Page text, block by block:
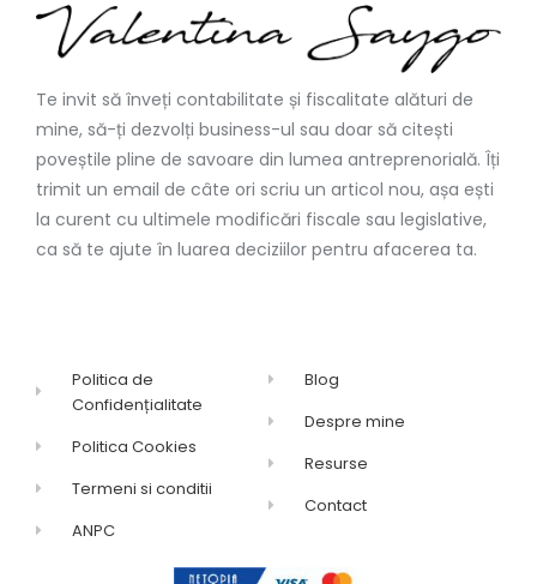
Te invit să înveți contabilitate și fiscalitate alături de
mine, să-ți dezvolți business-ul sau doar să citești
poveștile pline de savoare din lumea antreprenorială. Îți
trimit un email de câte ori scriu un articol nou, așa ești
la curent cu ultimele modificări fiscale sau legislative,
ca să te ajute în luarea deciziilor pentru afacerea ta.
Politica de
Confidențialitate
Politica Cookies
Termeni si conditii
ANPC
Blog
Despre mine
Resurse
Contact